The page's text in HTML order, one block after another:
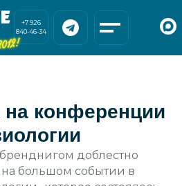
+7 926
840-46-34
на конференции
доблестно
на большом событии в